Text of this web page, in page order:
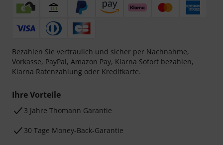
Bezahlen Sie vertraulich und sicher per Nachnahme,
Vorkasse, PayPal, Amazon Pay, Klarna Sofort bezahlen,
Klarna Ratenzahlung oder Kreditkarte.
Ihre Vorteile
3 Jahre Thomann Garantie
30 Tage Money-Back-Garantie